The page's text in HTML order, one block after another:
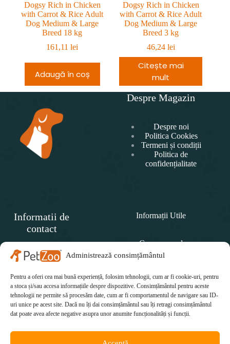
Administrează consimțământul
Pentru a oferi cea mai bună experiență, folosim tehnologii, cum ar fi cookie-uri, pentru
a stoca și/sau accesa informațiile despre dispozitive. Consimțământul pentru aceste
tehnologii ne permite să procesăm date, cum ar fi comportamentul de navigare sau ID-
uri unice pe acest site. Dacă nu îți dai consimțământul sau îți retragi consimțământul
dat poate avea afecte negative asupra unor anumite funcționalități și funcții.
Dogsy Rich in Chicken
with Carrot & Rice Adult
Dog Medium & Large
Breed 18 kg
161,11lei
Adaugă în coș
Dogsy Rich in Chicken
with Carrot & Rice Adult
Dog Medium & Large
Breed 3 kg
46,24 lei
Citește mai
mult
Despre Magazin
Despre noi
Politica Cookies
Termeni și condiții
Politica de
confidențialitate
Informatii de
contact
SC PET
Telefon:
0771 415 812
Email:
Informații Utile
Cum comand
Politica de retur
Cum plătesc
Cum se livrează